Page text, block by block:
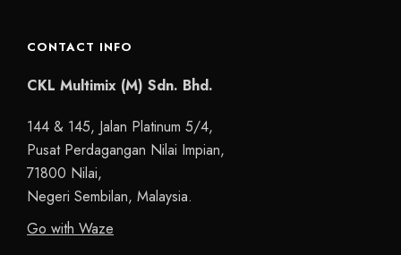
CONTACT INFO
CKL Multimix (M) Sdn. Bhd.
144 & 145, Jalan Platinum 5/4,
Pusat Perdagangan Nilai Impian,
71800 Nilai,
Negeri Sembilan, Malaysia.
Go with Waze